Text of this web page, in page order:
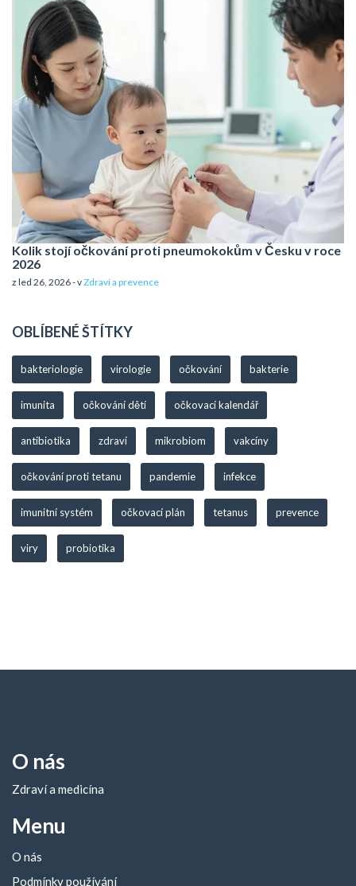
Kolik stojí očkování proti pneumokokům v Česku v roce
2026
z led 26, 2026 - vZdraví a prevence
OBLÍBENÉ ŠTÍTKY
bakteriologie virologie očkování bakterie
imunita očkování dětí očkovací kalendář
antibiotika zdraví mikrobiom vakcíny
očkování proti tetanu pandemie infekce
imunitní systém očkovací plán tetanus prevence
viry probiotika
O nás
Zdraví a medicína
Menu
O nás
Podmínky používání